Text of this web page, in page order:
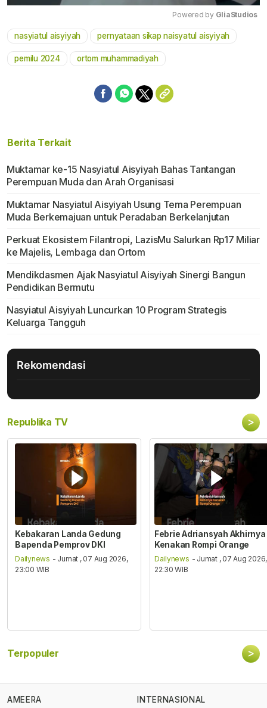
Mute
Powered by GliaStudios
nasyiatul aisyiyah pernyataan sikap naisyatul aisyiyah
pemilu 2024 ortom muhammadiyah
Berita Terkait
Muktamar ke-15 Nasyiatul Aisyiyah Bahas Tantangan
Perempuan Muda dan Arah Organisasi
Muktamar Nasyiatul Aisyiyah Usung Tema Perempuan
Muda Berkemajuan untuk Peradaban Berkelanjutan
Perkuat Ekosistem Filantropi, LazisMu Salurkan Rp17 Miliar
ke Majelis, Lembaga dan Ortom
Mendikdasmen Ajak Nasyiatul Aisyiyah Sinergi Bangun
Pendidikan Bermutu
Nasyiatul Aisyiyah Luncurkan 10 Program Strategis
Keluarga Tangguh
Rekomendasi
Republika TV >
Kebakaran Landa Gedung
Bapenda Pemprov DKI
Dailynews - Jumat , 07 Aug 2026,
23:00 WIB
Febrie Adriansyah Akhirnya
Kenakan Rompi Orange
Dailynews - Jumat , 07 Aug 2026,
22:30 WIB
Terpopuler >
AMEERA INTERNASIONAL